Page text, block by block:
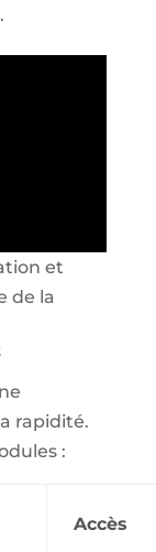
et
de la
rapidité.
:
Accès